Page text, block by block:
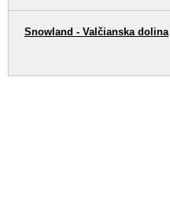
Snowland - Valčianska dolina